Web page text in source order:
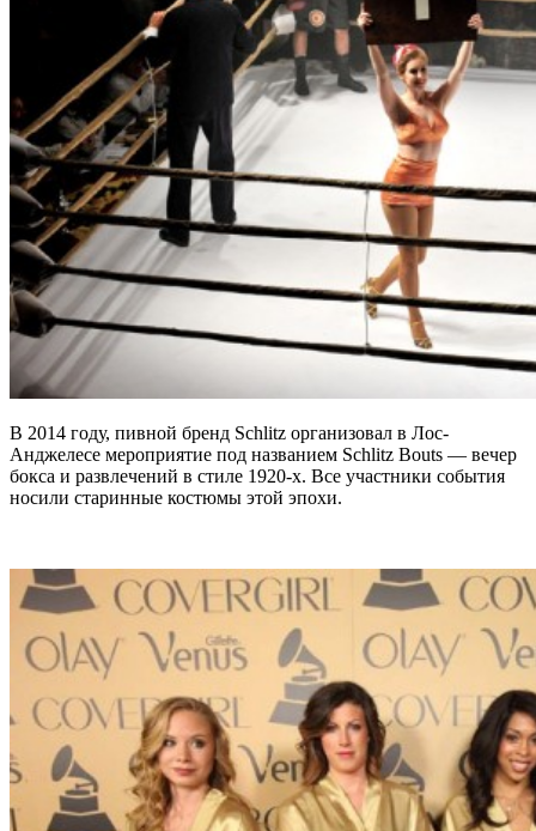
В 2014 году, пивной бренд Schlitz организовал в Лос-
Анджелесе мероприятие под названием Schlitz Bouts — вечер
бокса и развлечений в стиле 1920-х. Все участники события
носили старинные костюмы этой эпохи.